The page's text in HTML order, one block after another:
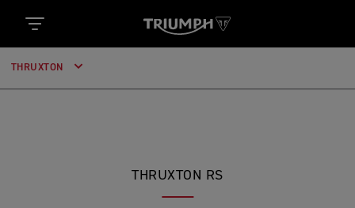
THRUXTON
THRUXTON RS